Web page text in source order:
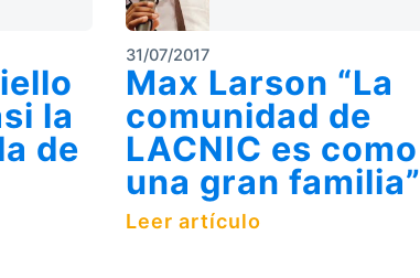
la
de
31/07/2017
Max Larson “La
comunidad de
LACNIC es como
una gran familia”
Leer artículo